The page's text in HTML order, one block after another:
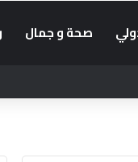
صحة و جمال